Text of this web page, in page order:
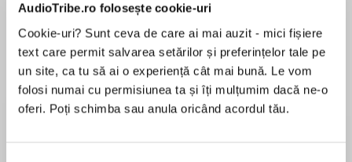
AudioTribe.ro folosește cookie-uri
Cookie-uri? Sunt ceva de care ai mai auzit - mici fișiere
text care permit salvarea setărilor și preferințelor tale pe
un site, ca tu să ai o experiență cât mai bună. Le vom
folosi numai cu permisiunea ta și îți mulțumim dacă ne-o
oferi. Poți schimba sau anula oricând acordul tău.
Desprecarte
#1 New York Times bestselling author of The
Selection series Kiera Cass is back with her
most epic novel yet – a sweeping enemies-to-
lovers standalone romance.